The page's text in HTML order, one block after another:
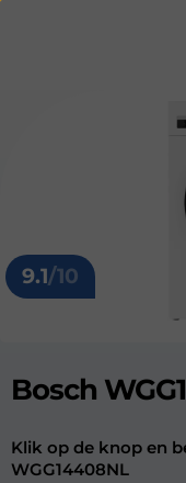
9.1/10
Bosch
Klik op de knop en
WGG14408NL